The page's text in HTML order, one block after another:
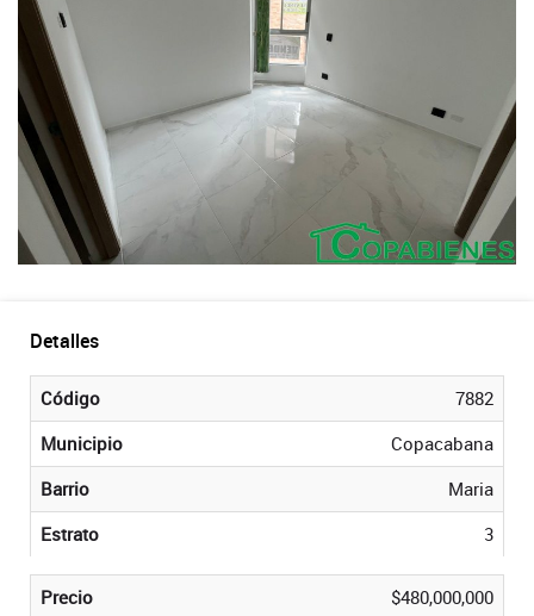
Detalles
Código
7882
Municipio
Copacabana
Barrio
Maria
Estrato
3
Precio
$480,000,000